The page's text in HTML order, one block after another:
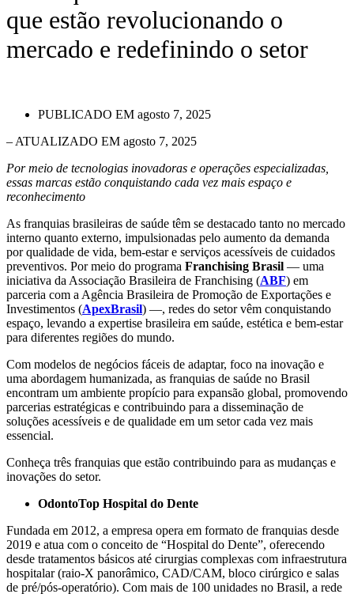
que estão revolucionando o
mercado e redefinindo o setor
PUBLICADO EM agosto 7, 2025
– ATUALIZADO EM agosto 7, 2025
Por meio de tecnologias inovadoras e operações especializadas,
essas marcas estão conquistando cada vez mais espaço e
reconhecimento
As franquias brasileiras de saúde têm se destacado tanto no mercado
interno quanto externo, impulsionadas pelo aumento da demanda
por qualidade de vida, bem-estar e serviços acessíveis de cuidados
preventivos. Por meio do programa Franchising Brasil — uma
iniciativa da Associação Brasileira de Franchising (ABF) em
parceria com a Agência Brasileira de Promoção de Exportações e
Investimentos (ApexBrasil) —, redes do setor vêm conquistando
espaço, levando a expertise brasileira em saúde, estética e bem-estar
para diferentes regiões do mundo.
Com modelos de negócios fáceis de adaptar, foco na inovação e
uma abordagem humanizada, as franquias de saúde no Brasil
encontram um ambiente propício para expansão global, promovendo
parcerias estratégicas e contribuindo para a disseminação de
soluções acessíveis e de qualidade em um setor cada vez mais
essencial.
Conheça três franquias que estão contribuindo para as mudanças e
inovações do setor.
OdontoTop Hospital do Dente
Fundada em 2012, a empresa opera em formato de franquias desde
2019 e atua com o conceito de “Hospital do Dente”, oferecendo
desde tratamentos básicos até cirurgias complexas com infraestrutura
hospitalar (raio‑X panorâmico, CAD/CAM, bloco cirúrgico e salas
de pré/pós‑operatório). Com mais de 100 unidades no Brasil, a rede